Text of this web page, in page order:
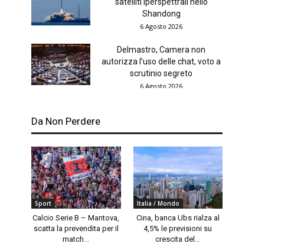
satelliti iperspettrali nello
Shandong
6 Agosto 2026
Delmastro, Camera non
autorizza l’uso delle chat, voto a
scrutinio segreto
6 Agosto 2026
Da Non Perdere
Sport
Calcio Serie B – Mantova,
scatta la prevendita per il
match...
Italia / Mondo
Cina, banca Ubs rialza al
4,5% le previsioni su
crescita del...